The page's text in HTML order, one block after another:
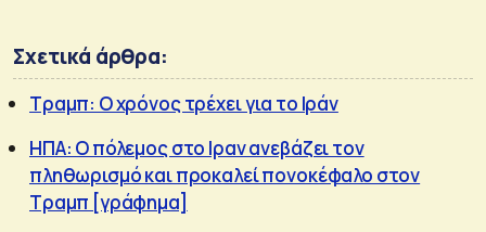
Σχετικά άρθρα:
Τραμπ: Ο χρόνος τρέχει για το Ιράν
ΗΠΑ: Ο πόλεμος στο Ιραν ανεβάζει τον
πληθωρισμό και προκαλεί πονοκέφαλο στον
Τραμπ [γράφημα]